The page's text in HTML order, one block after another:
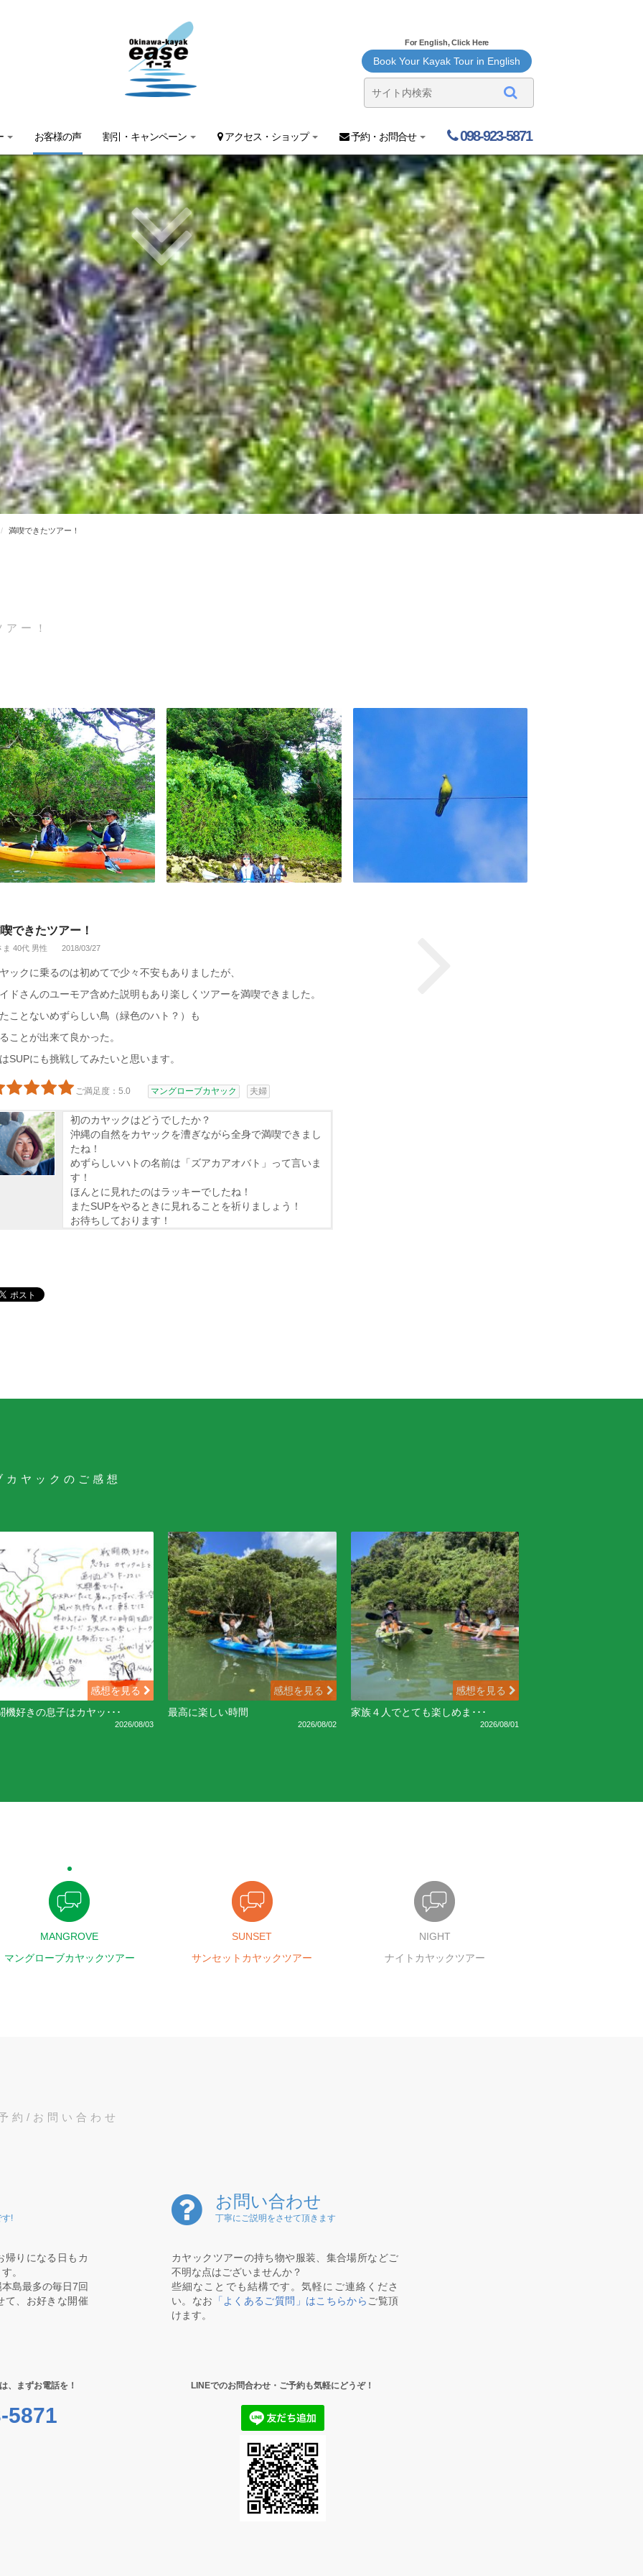
For English, Click Here
Book Your Kayak Tour in English
お客様の声 割引・キャンペーン アクセス・ショップ 予約・お問合せ 098-923-5871
満喫できたツアー！
ー！
できたツアー！
ま 40代 男性 2018/03/27
ックに乗るのは初めてで少々不安もありましたが、
ドさんのユーモア含めた説明もあり楽しくツアーを満喫できました。
ことないめずらしい鳥（緑色のハト？）も
ことが出来て良かった。
SUPにも挑戦してみたいと思います。
ご満足度：5.0 マングローブカヤック 夫婦
初のカヤックはどうでしたか？
沖縄の自然をカヤックを漕ぎながら全身で満喫できまし
たね！
めずらしいハトの名前は「ズアカアオバト」って言いま
す！
ほんとに見れたのはラッキーでしたね！
またSUPをやるときに見れることを祈りましょう！
お待ちしております！
カヤックのご感想
感想を見る
機好きの息子はカヤッ･･･
2026/08/03
感想を見る
最高に楽しい時間
2026/08/02
感想を見る
家族４人でとても楽しめま･･･
2026/08/01
MANGROVE
マングローブカヤックツアー
SUNSET
サンセットカヤックツアー
NIGHT
ナイトカヤックツアー
約/お問い合わせ
す!
帰りになる日もカ
。
島最多の毎日7回
て、お好きな開催
お問い合わせ
丁寧にご説明をさせて頂きます
カヤックツアーの持ち物や服装、集合場所などご
不明な点はございませんか？
些細なことでも結構です。気軽にご連絡くださ
い。なお 「よくあるご質問」はこちらから ご覧頂
けます。
、まずお電話を！
5871
LINEでのお問合わせ・ご予約も気軽にどうぞ！